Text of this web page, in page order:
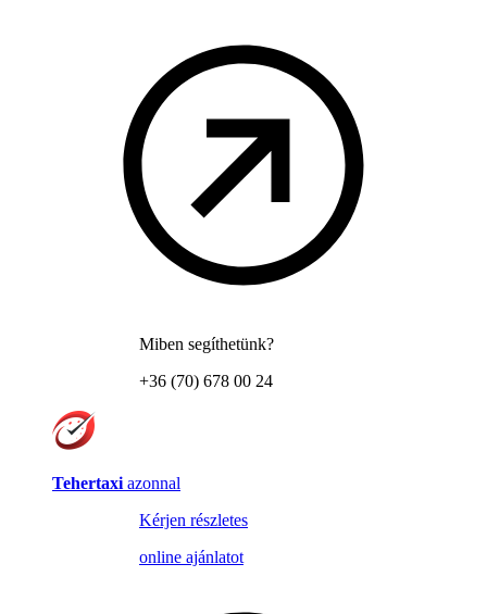
Miben segíthetünk?
+36 (70) 678 00 24
Tehertaxi azonnal
Kérjen részletes
online ajánlatot